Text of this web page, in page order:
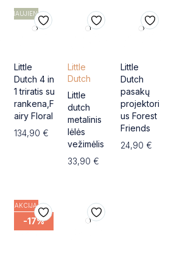
NAUJIENA
Little
Dutch 4 in
1 triratis su
rankena,F
airy Floral
134,90 €
Little
Dutch
Little
dutch
metalinis
lėlės
vežimėlis
33,90 €
Little
Dutch
pasakų
projektori
us Forest
Friends
24,90 €
-17%
AKCIJA